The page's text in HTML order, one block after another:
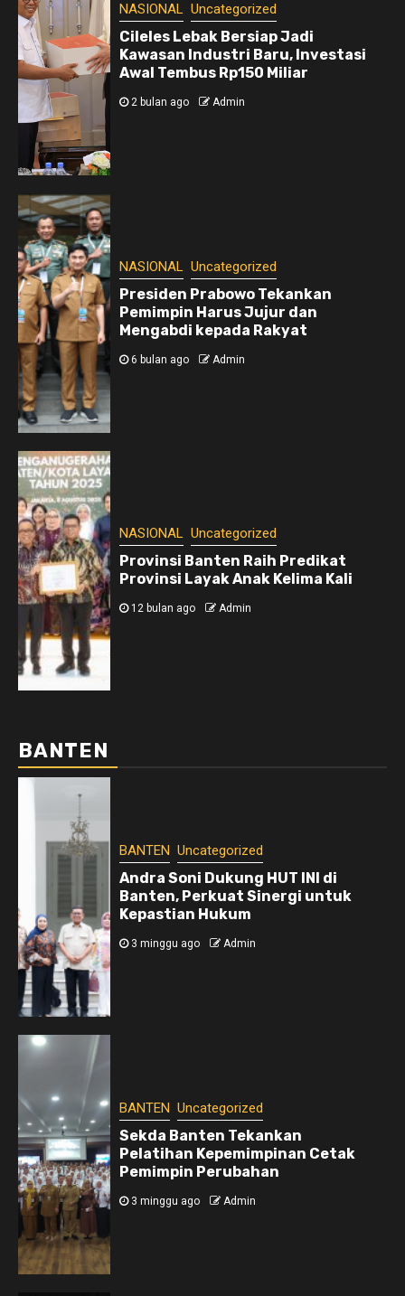
NASIONAL Uncategorized
Cileles Lebak Bersiap Jadi
Kawasan Industri Baru, Investasi
Awal Tembus Rp150 Miliar
2 bulan ago Admin
NASIONAL Uncategorized
Presiden Prabowo Tekankan
Pemimpin Harus Jujur dan
Mengabdi kepada Rakyat
6 bulan ago Admin
NASIONAL Uncategorized
Provinsi Banten Raih Predikat
Provinsi Layak Anak Kelima Kali
12 bulan ago Admin
BANTEN
BANTEN Uncategorized
Andra Soni Dukung HUT INI di
Banten, Perkuat Sinergi untuk
Kepastian Hukum
3 minggu ago Admin
BANTEN Uncategorized
Sekda Banten Tekankan
Pelatihan Kepemimpinan Cetak
Pemimpin Perubahan
3 minggu ago Admin